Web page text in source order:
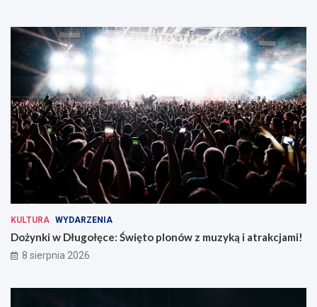
KULTURA WYDARZENIA
Dożynki w Długołęce: Święto plonów z muzyką i atrakcjami!
8 sierpnia 2026